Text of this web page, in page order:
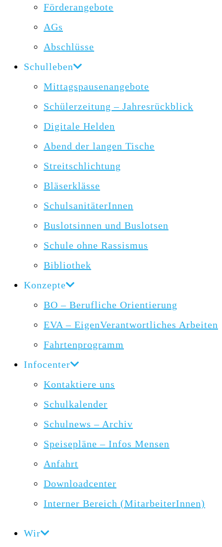
Förderangebote
AGs
Abschlüsse
Schulleben
Mittagspausenangebote
Schülerzeitung – Jahresrückblick
Digitale Helden
Abend der langen Tische
Streitschlichtung
Bläserklässe
SchulsanitäterInnen
Buslotsinnen und Buslotsen
Schule ohne Rassismus
Bibliothek
Konzepte
BO – Berufliche Orientierung
EVA – EigenVerantwortliches Arbeiten
Fahrtenprogramm
Infocenter
Kontaktiere uns
Schulkalender
Schulnews – Archiv
Speisepläne – Infos Mensen
Anfahrt
Downloadcenter
Interner Bereich (MitarbeiterInnen)
Wir